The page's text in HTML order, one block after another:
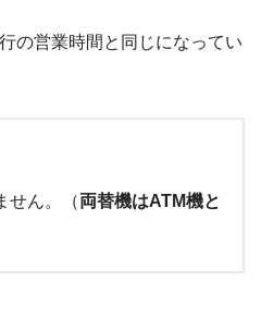
の営業時間と同じになってい
せん。（両替機はATM機と